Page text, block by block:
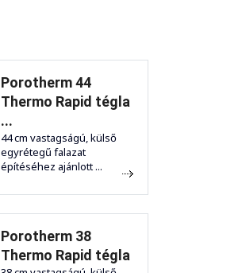
Porotherm 44
Thermo Rapid tégla
...
44 cm vastagságú, külső
egyrétegű falazat
építéséhez ajánlott ...
Porotherm 38
Thermo Rapid tégla